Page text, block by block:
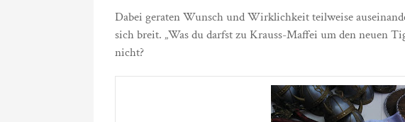
Dabei geraten Wunsch und Wirklichkeit teilweise
sich breit. „Was du darfst zu Krauss-Maffei um den neuen
nicht?